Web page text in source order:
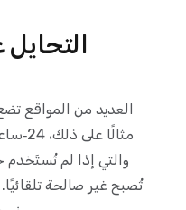
التحايل
العديد من المواقع
مثالًا